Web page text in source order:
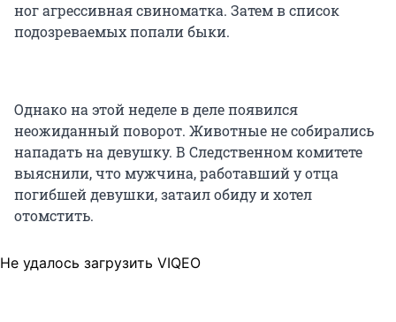
ног агрессивная свиноматка. Затем в список
подозреваемых попали быки.
Однако на этой неделе в деле появился
неожиданный поворот. Животные не собирались
нападать на девушку. В Следственном комитете
выяснили, что мужчина, работавший у отца
погибшей девушки, затаил обиду и хотел
отомстить.
Не удалось загрузить VIQEO